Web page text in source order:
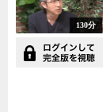
130分